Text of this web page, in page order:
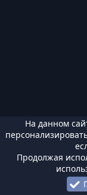
На данном
Продолжая